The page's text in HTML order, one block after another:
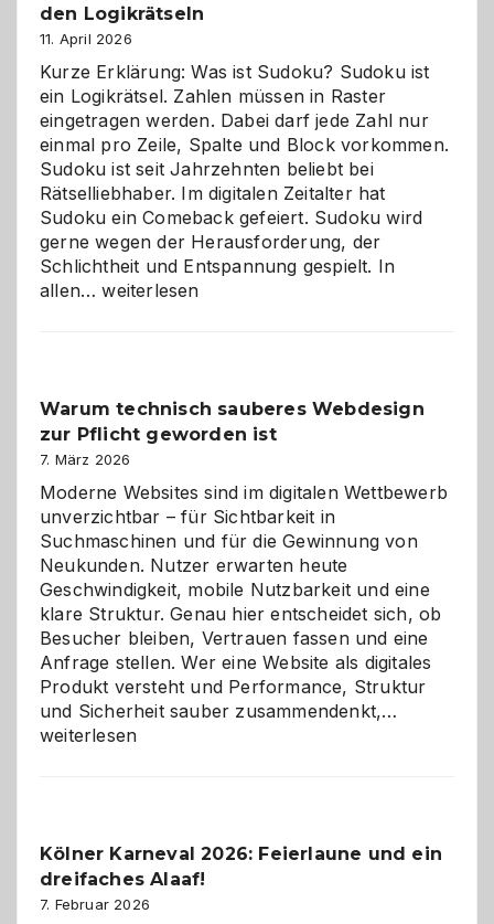
den Logikrätseln
11. April 2026
Kurze Erklärung: Was ist Sudoku? Sudoku ist
ein Logikrätsel. Zahlen müssen in Raster
eingetragen werden. Dabei darf jede Zahl nur
einmal pro Zeile, Spalte und Block vorkommen.
Sudoku ist seit Jahrzehnten beliebt bei
Rätselliebhaber. Im digitalen Zeitalter hat
Sudoku ein Comeback gefeiert. Sudoku wird
gerne wegen der Herausforderung, der
Schlichtheit und Entspannung gespielt. In
allen…Sudoku
den
Logikrätseln
weiterlesen
Warum technisch sauberes Webdesign
zur Pflicht geworden ist
7. März 2026
Moderne Websites sind im digitalen Wettbewerb
unverzichtbar – für Sichtbarkeit in
Suchmaschinen und für die Gewinnung von
Neukunden. Nutzer erwarten heute
Geschwindigkeit, mobile Nutzbarkeit und eine
klare Struktur. Genau hier entscheidet sich, ob
Besucher bleiben, Vertrauen fassen und eine
Anfrage stellen. Wer eine Website als digitales
Produkt versteht und Performance, Struktur
und Sicherheit sauber zusammendenkt,…
geworden
weiterlesen
Kölner Karneval 2026: Feierlaune und ein
dreifaches Alaaf!
7. Februar 2026